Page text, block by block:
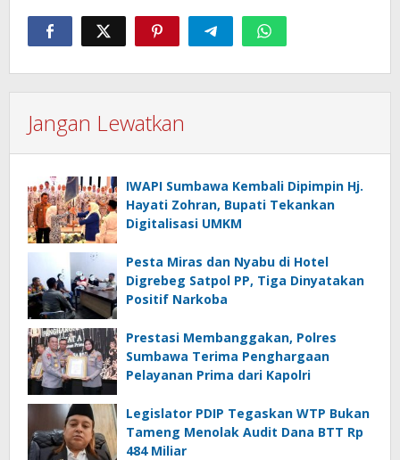
Jangan Lewatkan
IWAPI Sumbawa Kembali Dipimpin Hj.
Hayati Zohran, Bupati Tekankan
Digitalisasi UMKM
Pesta Miras dan Nyabu di Hotel
Digrebeg Satpol PP, Tiga Dinyatakan
Positif Narkoba
Prestasi Membanggakan, Polres
Sumbawa Terima Penghargaan
Pelayanan Prima dari Kapolri
Legislator PDIP Tegaskan WTP Bukan
Tameng Menolak Audit Dana BTT Rp
484 Miliar